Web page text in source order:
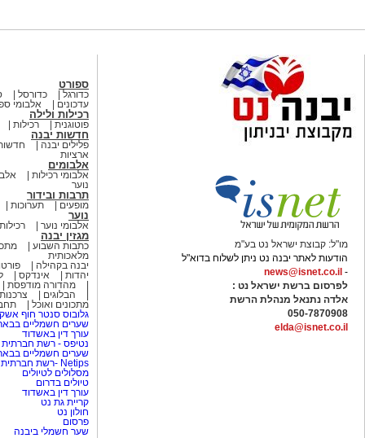
מו"ל: קבוצת ישראל נט בע"מ
הודעות לאתר יבנה נט ניתן לשלוח בדוא"ל
-
news@isnet.co.il
לפרסום ברשת ישראל נט :
אלדה נתנאל מנהלת הרשת
050-7870908
elda@isnet.co.il
ספורט
כדורגל כדורסל
עדכונים
אלבומי
רכילות ולילה
פוטוגנית רכילות
חדשות יבנה
פלילים יבנה
ארציות
אלבומים
אלבומי רכילות
נוער
תרבות ובידור
מופעים תערוכות
נוער
אלבומי נוער
מגזין יבנה
כתבות השבוע
מלאכותית
יבנה בקהילה
יהדות
אינדקס
מהדורה מודפסת
הבלוגים
צרכנות
מתכונים ואוכל
גלובוס סנטר חוף
שערים חשמליים
עורך דין באשדוד
נטיפס - רשת חברתית
שערים חשמליים
Netips -רשת חברתית לחכמת ההמונים
מסלולים לטיולים
טיולים בדרום
עורך דין באשדוד
קריית גת נט
חולון נט
פרסום
שער חשמלי ביבנה